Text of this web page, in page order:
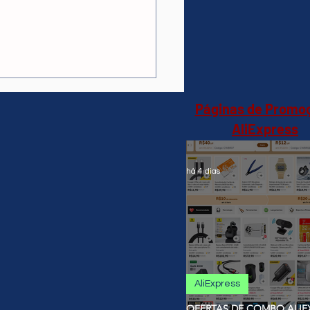
Páginas de
AliExpress
AliExpress
há 4 dias